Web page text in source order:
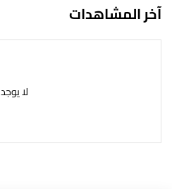
آخر المشاهدات
لا يوجد